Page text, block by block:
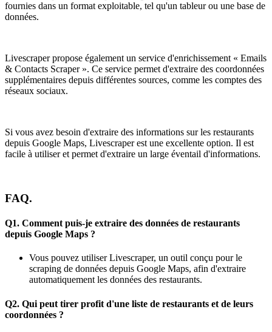
fournies dans un format exploitable, tel qu'un tableur ou une base de
données.
Livescraper propose également un service d'enrichissement « Emails
& Contacts Scraper ». Ce service permet d'extraire des coordonnées
supplémentaires depuis différentes sources, comme les comptes des
réseaux sociaux.
Si vous avez besoin d'extraire des informations sur les restaurants
depuis Google Maps, Livescraper est une excellente option. Il est
facile à utiliser et permet d'extraire un large éventail d'informations.
FAQ.
Q1. Comment puis-je extraire des données de restaurants
depuis Google Maps ?
Vous pouvez utiliser Livescraper, un outil conçu pour le
scraping de données depuis Google Maps, afin d'extraire
automatiquement les données des restaurants.
Q2. Qui peut tirer profit d'une liste de restaurants et de leurs
coordonnées ?